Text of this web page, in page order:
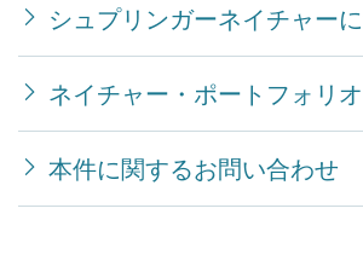
シュプリンガーネイチャー
ネイチャー・ポートフォリ
本件に関するお問い合わせ